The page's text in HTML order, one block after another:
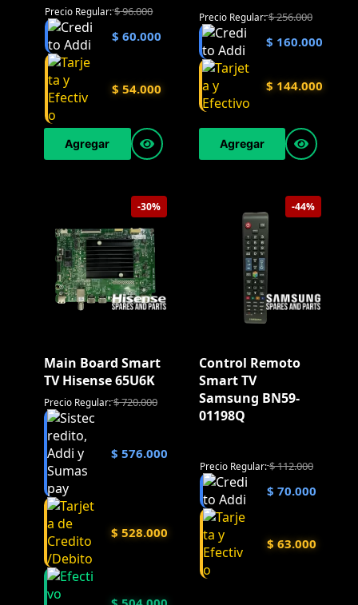
Precio Regular:$96.000
$ 60.000
$ 54.000
Agregar
Precio Regular:$256.000
$ 160.000
$ 144.000
Agregar
-30%
Main Board Smart
TV Hisense 65U6K
Precio Regular:$720.000
$ 576.000
$ 528.000
-44%
Control Remoto
Smart TV
Samsung BN59-
01198Q
Precio Regular:$112.000
$ 70.000
$ 63.000